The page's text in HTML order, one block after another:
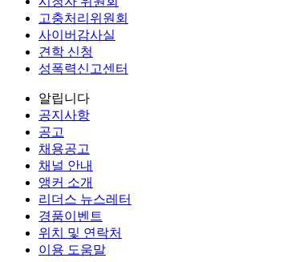
고충처리위원회
사이버감사실
견학 신청
성폭력신고센터
알립니다
공지사항
공고
채용공고
채널 안내
앵커 소개
리더스 뉴스레터
경품이벤트
위치 및 연락처
이용 도움말